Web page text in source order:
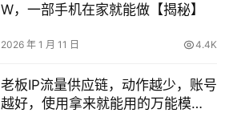
W，一部手机在家就能做【揭秘】
2026 年 1 月 11 日 4.4K
老板IP流量供应链，动作越少，账号
越好，使用拿来就能用的万能模